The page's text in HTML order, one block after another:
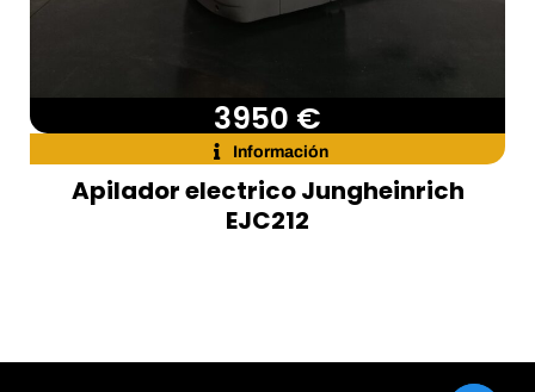
3950 €
Información
Apilador electrico Jungheinrich
EJC212